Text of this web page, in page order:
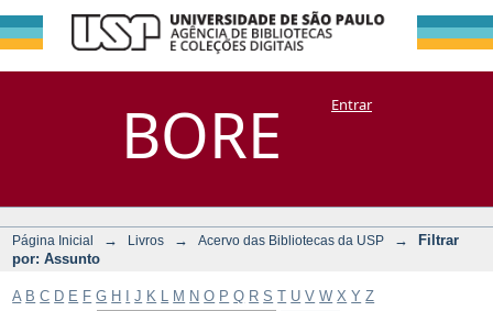
BORE
Filtrar por:
Assunto
DSpace/Manakin + CoriscoEntrar
Página Inicial → Livros → Acervo das Bibliotecas da USP →
Filtrar
por: Assunto
A B C D E F G H J K M N O P Q R S T U V W X Y Z